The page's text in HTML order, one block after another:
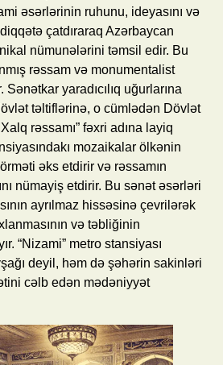
əsərlərinin ruhunu, ideyasını və
çatdıraraq Azərbaycan
nümunələrini təmsil edir. Bu
rəssam və monumentalist
yaradıcılıq uğurlarına
təltiflərinə, o cümlədən Dövlət
rəssamı” fəxri adına layiq
mozaikalar ölkənin
əks etdirir və rəssamın
nümayiş etdirir. Bu sənət əsərləri
ayrılmaz hissəsinə çevrilərək
və təbliğinin
“Nizami” metro stansiyası
deyil, həm də şəhərin sakinləri
cəlb edən mədəniyyət